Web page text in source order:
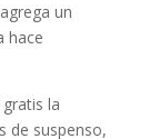
un
hace
la
de suspenso,